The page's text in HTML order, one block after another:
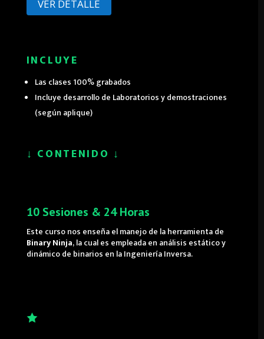
VER DETALLE
INCLUYE
Las clases 100% grabados
Incluye desarrollo de Laboratorios y demostraciones
(según aplique)
↓ CONTENIDO ↓
10 Sesiones & 24 Horas
Este curso nos enseña el manejo de la herramienta de
Binary Ninja, la cual es empleada en análisis estático y
dinámico de binarios en la Ingeniería Inversa.